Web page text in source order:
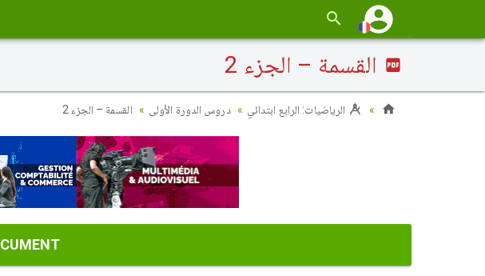
القسمة – الجزء 2
الرياضيات: الرابع ابتدائي دروس الدورة الأولى القسمة – الجزء 2